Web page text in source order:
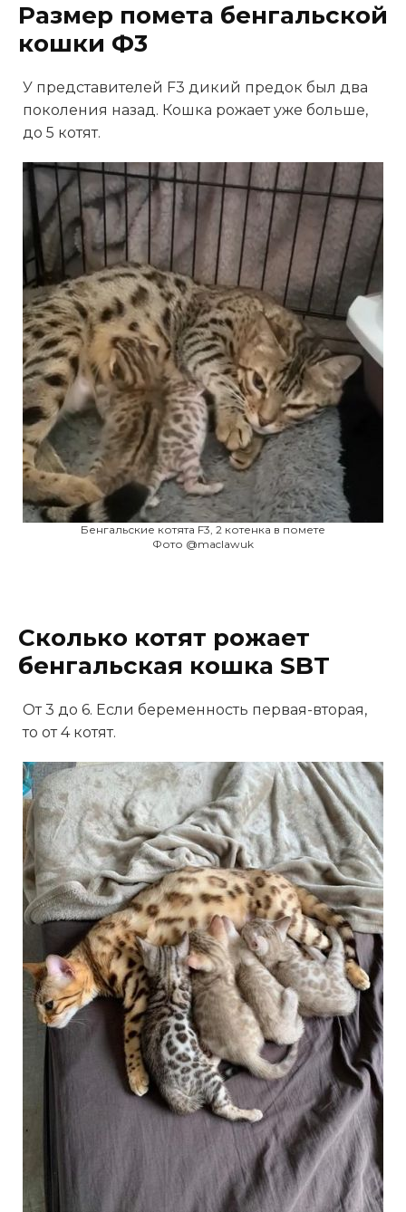
Размер помета бенгальской
кошки Ф3
У представителей F3 дикий предок был два
поколения назад. Кошка рожает уже больше,
до 5 котят.
Бенгальские котята F3, 2 котенка в помете
Фото @maclawuk
Сколько котят рожает
бенгальская кошка SBT
От 3 до 6. Если беременность первая-вторая,
то от 4 котят.